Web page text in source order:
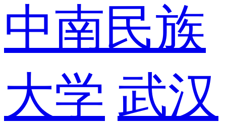
中南民族
大学 武汉